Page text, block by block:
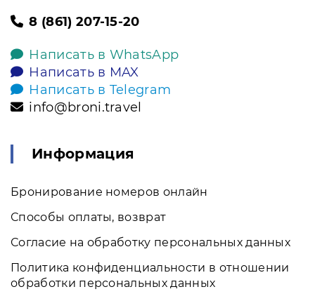
8 (861) 207-15-20
Написать в WhatsApp
Написать в MAX
Написать в Telegram
info@broni.travel
Информация
Бронирование номеров онлайн
Способы оплаты, возврат
Согласие на обработку персональных данных
Политика конфиденциальности в отношении
обработки персональных данных